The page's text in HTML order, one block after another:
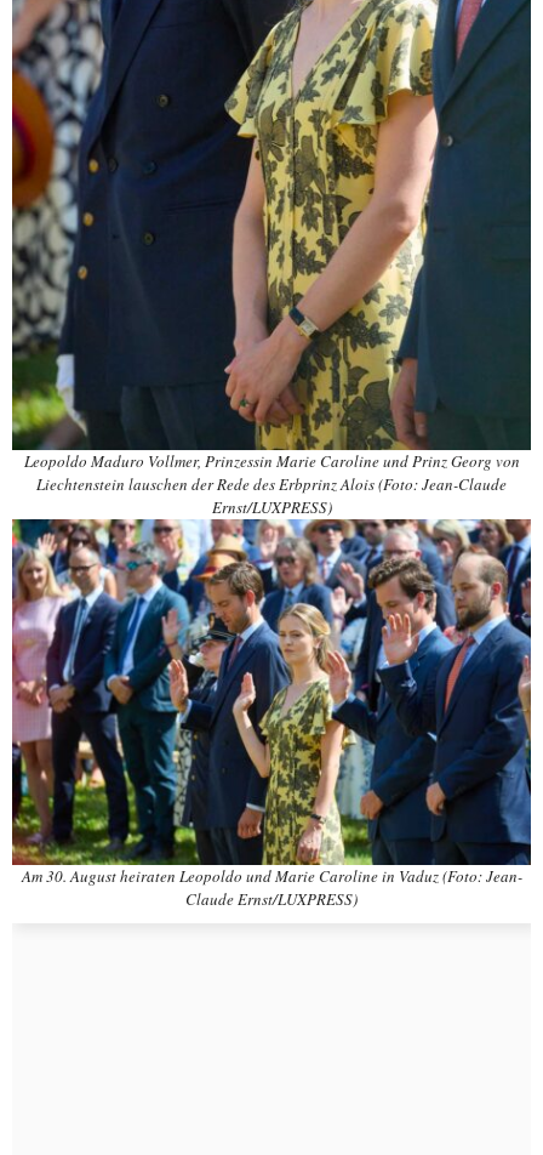
Leopoldo Maduro Vollmer, Prinzessin Marie Caroline und Prinz Georg von
Liechtenstein lauschen der Rede des Erbprinz Alois (Foto: Jean-Claude
Ernst/LUXPRESS)
Am 30. August heiraten Leopoldo und Marie Caroline in Vaduz (Foto: Jean-
Claude Ernst/LUXPRESS)